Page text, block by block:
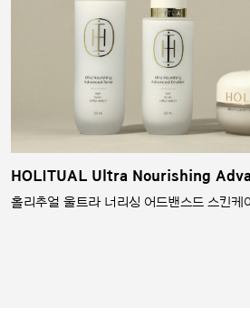
HOLITUAL Ultra Nourishing
홀리추얼 울트라 너리싱 어드밴스드 스킨케